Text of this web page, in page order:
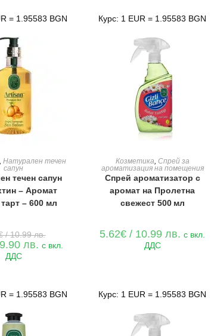
= 1.95583 BGN
В КОЛИЧКАТА
,Натурален течен
сапун
течен сапун
– Аромат
– 600 мл
/ 10.99 лв.
was:
лв. Текущата
цена
с вкл.
ДДС
Курс: 1 EUR = 1.95583 BGN
ДОБАВЯНЕ В КОЛИЧКАТА
Козметика Спрей за
ароматизация на помещения
Спрей ароматизатор с
аромат на Пролетна
свежест 500 мл
5.62€ / 10.99 лв.с вкл.
ДДС
= 1.95583 BGN Курс: 1 EUR = 1.95583 BGN